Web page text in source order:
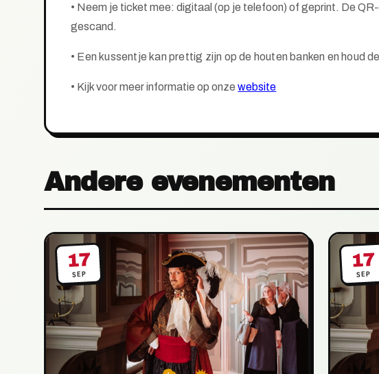
• Neem je ticket mee: digitaal (op je telefoon) of geprint. De
gescand.
• Een kussentje kan prettig zijn op de houten banken en houd
• Kijk voor meer informatie op onzewebsite
Andere evenementen
17
SEP
17
SEP